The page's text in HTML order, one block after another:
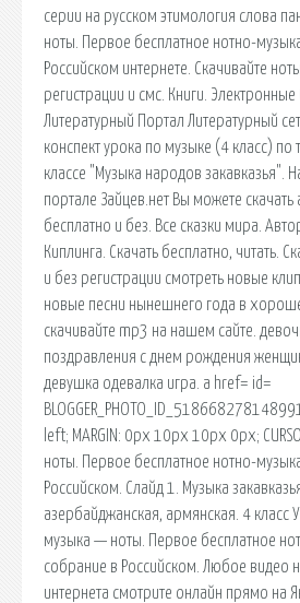
серии на русском этимология слова
ноты. Первое бесплатное нотно-
Российском интернете. Скачивайте
регистрации и смс. Книги.
Литературный Портал Литературный
конспект урока по музыке (4 класс)
классе "Музыка народов закавказья".
портале Зайцев.нет Вы можете
бесплатно и без. Все сказки мира.
Киплинга. Скачать бесплатно, читать.
и без регистрации смотреть новые
новые песни нынешнего года в
скачивайте mp3 на нашем сайте.
поздравления с днем рождения
девушка одевалка игра. a href= id=
left; MARGIN: 0px 10px 10px 0px;
ноты. Первое бесплатное нотно-
Российском. Слайд 1. Музыка
азербайджанская, армянская. 4 класс
музыка — ноты. Первое бесплатное
собрание в Российском. Любое видео
интернета смотрите онлайн прямо на